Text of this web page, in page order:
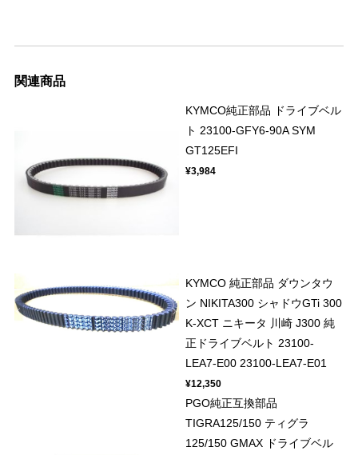
関連商品
KYMCO純正部品 ドライブベル
ト 23100-GFY6-90A SYM
GT125EFI
¥3,984
KYMCO 純正部品 ダウンタウ
ン NIKITA300 シャドウGTi 300
K-XCT ニキータ 川崎 J300 純
正ドライブベルト 23100-
LEA7-E00 23100-LEA7-E01
¥12,350
PGO純正互換部品
TIGRA125/150 ティグラ
125/150 GMAX ドライブベル